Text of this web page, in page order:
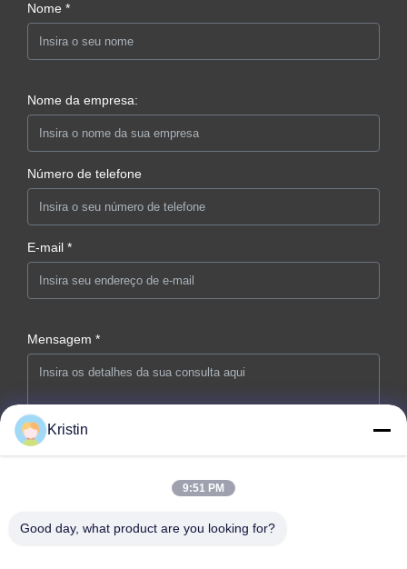
Nome *
Nome da empresa:
Número de telefone
E-mail *
Mensagem *
Kristin
9:51 PM
Good day, what product are you looking for?